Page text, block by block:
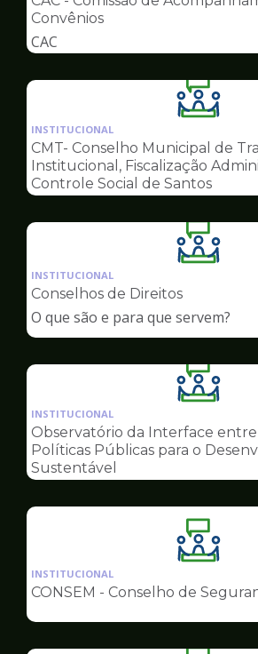
Convênios
CAC
Ilustração
da
pagina
de
Conselhos
INSTITUCIONAL
CMT- Conselho Municipal de
Institucional, Fiscalização
Controle Social de Santos
Ilustração
da
Conselhos
INSTITUCIONAL
Conselhos de Direitos
O que são e para que servem?
Ilustração
da
pagina
de
INSTITUCIONAL
Observatório da Interface entre
Políticas Públicas para o
Sustentável
Ilustração
da
pagina
INSTITUCIONAL
CONSEM - Conselho de